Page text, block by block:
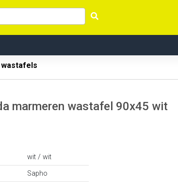
marmeren wastafel 90x45 wit
wit / wit
Sapho